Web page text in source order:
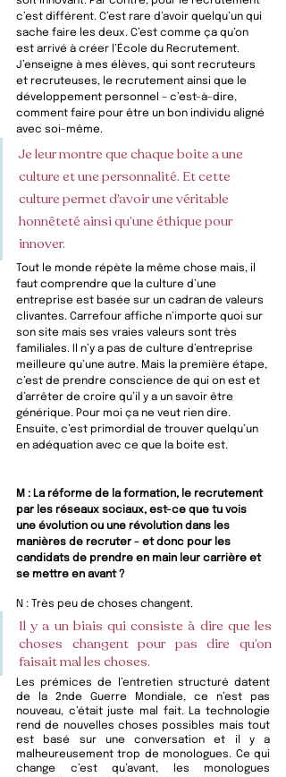
c’est différent. C’est rare d’avoir quelqu’un qui
sache faire les deux. C’est comme ça qu’on
est arrivé à créer l’École du Recrutement.
J’enseigne à mes élèves, qui sont recruteurs
et recruteuses, le recrutement ainsi que le
développement personnel – c’est-à-dire,
comment faire pour être un bon individu aligné
avec soi-même.
Je leur montre que chaque boite a une
culture et une personnalité. Et cette
culture permet d’avoir une véritable
honnêteté ainsi qu’une éthique pour
innover.
Tout le monde répète la même chose mais, il
faut comprendre que la culture d’une
entreprise est basée sur un cadran de valeurs
clivantes. Carrefour affiche n’importe quoi sur
son site mais ses vraies valeurs sont très
familiales. Il n’y a pas de culture d’entreprise
meilleure qu’une autre. Mais la première étape,
c’est de prendre conscience de qui on est et
d’arrêter de croire qu’il y a un savoir être
générique. Pour moi ça ne veut rien dire.
Ensuite, c’est primordial de trouver quelqu’un
en adéquation avec ce que la boite est.
M : La réforme de la formation, le recrutement
par les réseaux sociaux, est-ce que tu vois
une évolution ou une révolution dans les
manières de recruter - et donc pour les
candidats de prendre en main leur carrière et
se mettre en avant ?
N : Très peu de choses changent.
Il y a un biais qui consiste à dire que les
choses changent pour pas dire qu’on
faisait mal les choses.
Les prémices de l’entretien structuré datent
de la 2nde Guerre Mondiale, ce n’est pas
nouveau, c’était juste mal fait. La technologie
rend de nouvelles choses possibles mais tout
est basé sur une conversation et il y a
malheureusement trop de monologues. Ce qui
change c’est qu’avant, les monologues